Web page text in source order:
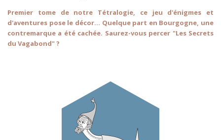
Premier tome de notre Tétralogie, ce jeu d'énigmes et
d'aventures pose le décor... Quelque part en Bourgogne, une
contremarque a été cachée. Saurez-vous percer "Les Secrets
du Vagabond" ?